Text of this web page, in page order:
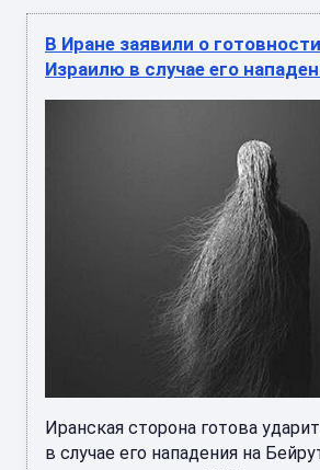
В Иране заявили о
Израилю в случае его
Иранская сторона готова
в случае его нападения на